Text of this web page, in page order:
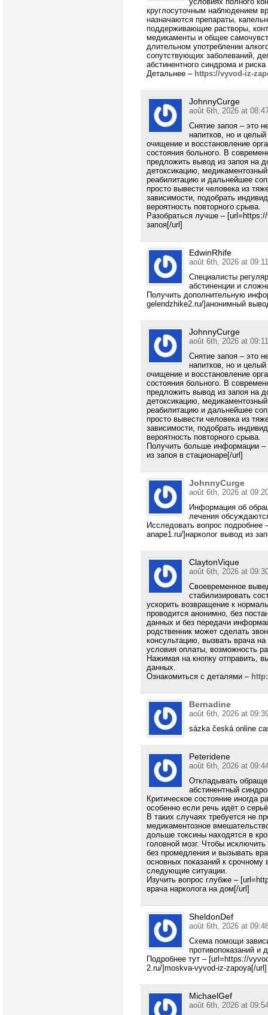
круглосуточным наблюдением
назначаются препараты,
поддерживающие растворы,
медикаменты и общее
длительном употреблении
сопутствующих заболеваний,
абстинентного синдрома и
Детальнее – https://vyvod-iz-
JohnnyCurge
août 6th, 2026 at
Снятие запоя – это
напитков, но и
очищение и восстановление
состояния больного. В
предложить вывод из запоя на
детоксикацию,
реабилитацию и дальнейшее
просто вывести человека из
зависимости, подобрать
вероятность повторного срыва.
Разобраться лучше –
запоя[/url]
EdwinRhife
août 6th, 2026 at 09:11
Специалисты
абстиненции и
Получить дополнительную
gelendzhike2.ru/]анонимный
JohnnyCurge
août 6th, 2026 at 09:11
Снятие запоя – это
напитков, но и
очищение и восстановление
состояния больного. В
предложить вывод из запоя на
детоксикацию,
реабилитацию и дальнейшее
просто вывести человека из
зависимости, подобрать
вероятность повторного срыва.
Получить больше информации
из запоя в стационаре[/url]
JohnnyCurge
août 6th, 2026 at
Информация об
лечения
Исследовать вопрос
anape1.ru/]нарколог вывод из
ClaytonVique
août 6th, 2026 at
Своевременное
стабилизировать
ускорить возвращение к
проводится анонимно, без
данных и без передачи
родственник может сделать
консультацию, вызвать врача
условия оплаты, возможность
Нажимая на кнопку отправить,
данных.
Ознакомиться с деталями –
Bernadine
août 6th, 2026 at
sázka česká online
Peteridene
août 6th, 2026 at
Откладывать
абстинентный
Критическое состояние иногда
особенно если речь идёт о
В таких случаях требуется не
медикаментозное
дольше токсины находятся в
головной мозг. Чтобы
без промедления и вызывать
основных показаний к
следующие ситуации.
Изучить вопрос глубже –
врача нарколога на дом[/url]
SheldonDef
août 6th, 2026 at
Схема помощи
противопоказаний и
Подробнее тут – [url=https://
2.ru/]moskva-vyvod-iz-zapoya[/url]
MichaelGef
août 6th, 2026 at